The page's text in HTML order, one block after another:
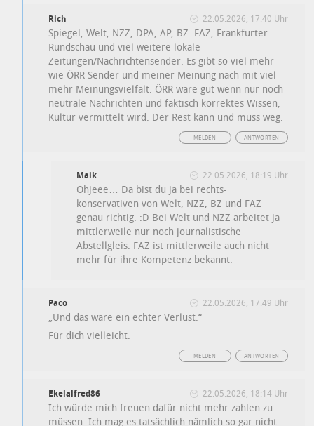
Rich 22.05.2026, 17:40 Uhr
Spiegel, Welt, NZZ, DPA, AP, BZ. FAZ, Frankfurter
Rundschau und viel weitere lokale
Zeitungen/Nachrichtensender. Es gibt so viel mehr
wie ÖRR Sender und meiner Meinung nach mit viel
mehr Meinungsvielfalt. ÖRR wäre gut wenn nur noch
neutrale Nachrichten und faktisch korrektes Wissen,
Kultur vermittelt wird. Der Rest kann und muss weg.
ANTWORTEN
MELDEN
Maik 22.05.2026, 18:19 Uhr
Ohjeee… Da bist du ja bei rechts-
konservativen von Welt, NZZ, BZ und FAZ
genau richtig. :D Bei Welt und NZZ arbeitet ja
mittlerweile nur noch journalistische
Abstellgleis. FAZ ist mittlerweile auch nicht
mehr für ihre Kompetenz bekannt.
Paco 22.05.2026, 17:49 Uhr
„Und das wäre ein echter Verlust.“
Für dich vielleicht.
ANTWORTEN
MELDEN
Ekelalfred86 22.05.2026, 18:14 Uhr
Ich würde mich freuen dafür nicht mehr zahlen zu
müssen. Ich mag es tatsächlich nämlich so gar nicht